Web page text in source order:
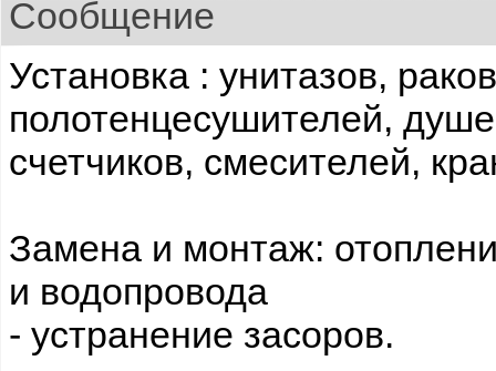
Сообщение
Установка : унитазов,
полотенцесушителей,
счетчиков, смесителей,
Замена и монтаж:
и водопровода
- устранение засоров.